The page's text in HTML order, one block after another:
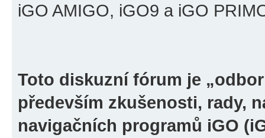
iGO AMIGO, iGO9 a iGO
Toto diskuzní fórum je
především zkušenosti, rady,
navigačních programů iGO